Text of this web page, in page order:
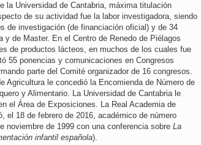
la Universidad de Cantabria, máxima titulación
de su actividad fue la labor investigadora, siendo
de investigación (de financiación oficial) y de 34
y de Master. En el Centro de Renedo de Piélagos
de productos lácteos, en muchos de los cuales fue
55 ponencias y comunicaciones en Congresos
parte del Comité organizador de 16 congresos.
Agricultura le concedió la Encomienda de Número de
y Alimentario. La Universidad de Cantabria le
el Área de Exposiciones. La Real Academia de
el 18 de febrero de 2016, académico de número
noviembre de 1999 con una conferencia sobre La
infantil española).